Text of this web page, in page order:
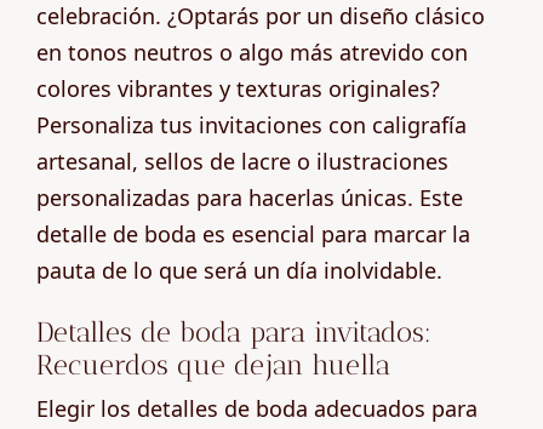
celebración. ¿Optarás por un diseño clásico
en tonos neutros o algo más atrevido con
colores vibrantes y texturas originales?
Personaliza tus invitaciones con caligrafía
artesanal, sellos de lacre o ilustraciones
personalizadas para hacerlas únicas. Este
detalle de boda es esencial para marcar la
pauta de lo que será un día inolvidable.
Detalles de boda para invitados:
Recuerdos que dejan huella
Elegir los detalles de boda adecuados para